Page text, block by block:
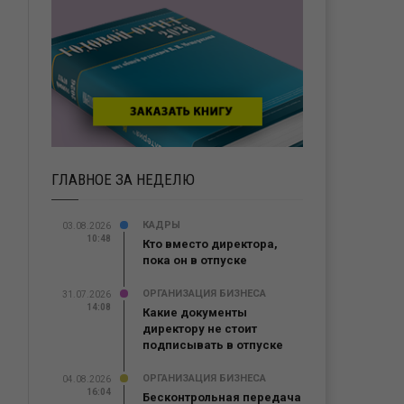
ГЛАВНОЕ ЗА НЕДЕЛЮ
03.08.2026
10:48
КАДРЫ
Кто вместо директора,
пока он в отпуске
31.07.2026
14:08
ОРГАНИЗАЦИЯ БИЗНЕСА
Какие документы
директору не стоит
подписывать в отпуске
04.08.2026
16:04
ОРГАНИЗАЦИЯ БИЗНЕСА
Бесконтрольная передача